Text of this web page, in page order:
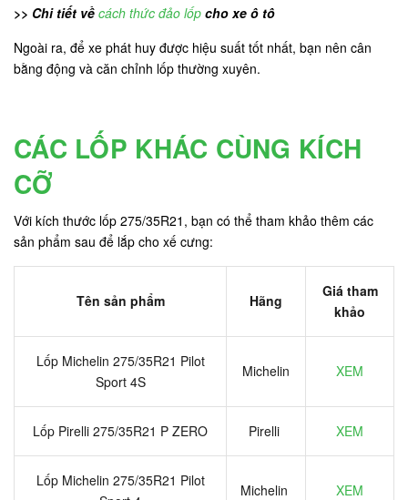
>> Chi tiết về cách thức đảo lốp cho xe ô tô
Ngoài ra, để xe phát huy được hiệu suất tốt nhất, bạn nên cân
bằng động và căn chỉnh lốp thường xuyên.
CÁC LỐP KHÁC CÙNG KÍCH
CỠ
Với kích thước lốp 275/35R21, bạn có thể tham khảo thêm các
sản phẩm sau để lắp cho xế cưng:
Tên sản phẩm Hãng
Giá tham
khảo
Lốp Michelin 275/35R21 Pilot
Sport 4S
Michelin XEM
Lốp Pirelli 275/35R21 P ZERO Pirelli XEM
Lốp Michelin 275/35R21 Pilot
Michelin XEM